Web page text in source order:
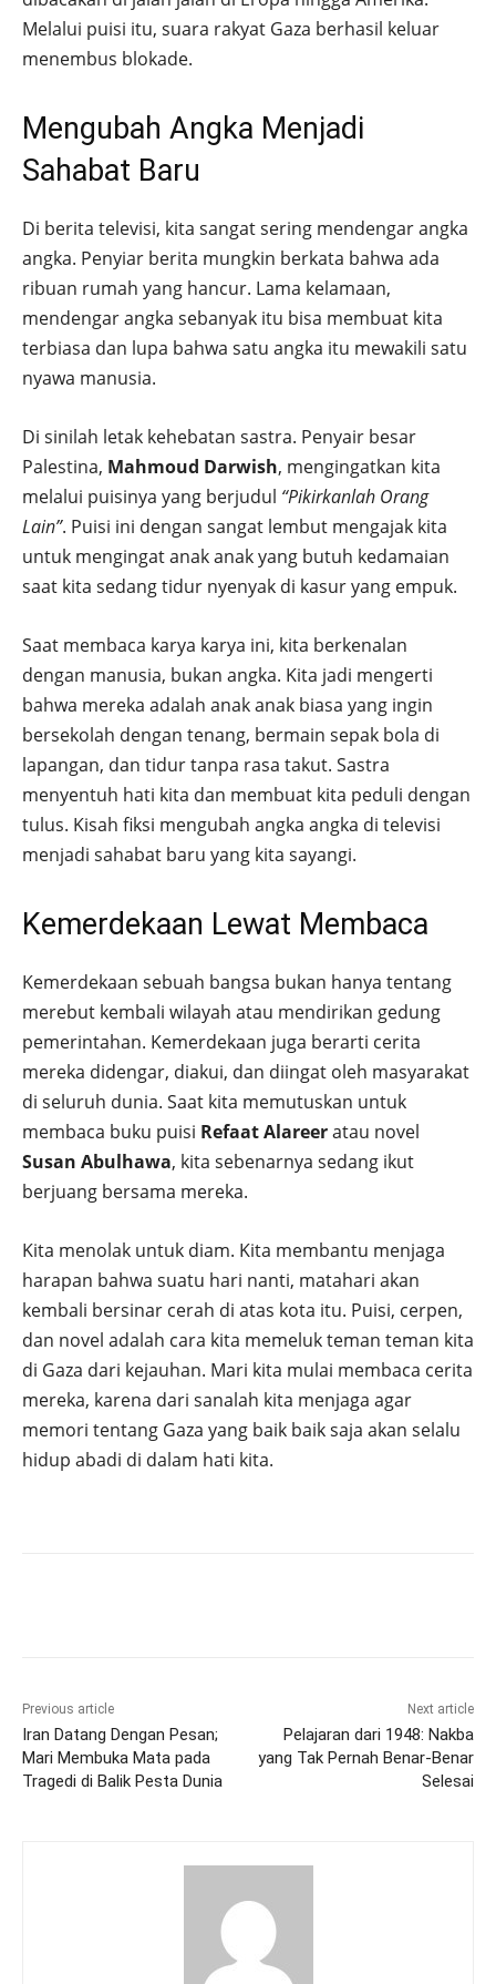
Melalui puisi itu, suara rakyat Gaza berhasil keluar
menembus blokade.
Mengubah Angka Menjadi
Sahabat Baru
Di berita televisi, kita sangat sering mendengar angka
angka. Penyiar berita mungkin berkata bahwa ada
ribuan rumah yang hancur. Lama kelamaan,
mendengar angka sebanyak itu bisa membuat kita
terbiasa dan lupa bahwa satu angka itu mewakili satu
nyawa manusia.
Di sinilah letak kehebatan sastra. Penyair besar
Palestina, Mahmoud Darwish, mengingatkan kita
melalui puisinya yang berjudul “Pikirkanlah Orang
Lain”. Puisi ini dengan sangat lembut mengajak kita
untuk mengingat anak anak yang butuh kedamaian
saat kita sedang tidur nyenyak di kasur yang empuk.
Saat membaca karya karya ini, kita berkenalan
dengan manusia, bukan angka. Kita jadi mengerti
bahwa mereka adalah anak anak biasa yang ingin
bersekolah dengan tenang, bermain sepak bola di
lapangan, dan tidur tanpa rasa takut. Sastra
menyentuh hati kita dan membuat kita peduli dengan
tulus. Kisah fiksi mengubah angka angka di televisi
menjadi sahabat baru yang kita sayangi.
Kemerdekaan Lewat Membaca
Kemerdekaan sebuah bangsa bukan hanya tentang
merebut kembali wilayah atau mendirikan gedung
pemerintahan. Kemerdekaan juga berarti cerita
mereka didengar, diakui, dan diingat oleh masyarakat
di seluruh dunia. Saat kita memutuskan untuk
membaca buku puisi Refaat Alareeratau novel
Susan Abulhawa, kita sebenarnya sedang ikut
berjuang bersama mereka.
Kita menolak untuk diam. Kita membantu menjaga
harapan bahwa suatu hari nanti, matahari akan
kembali bersinar cerah di atas kota itu. Puisi, cerpen,
dan novel adalah cara kita memeluk teman teman kita
di Gaza dari kejauhan. Mari kita mulai membaca cerita
mereka, karena dari sanalah kita menjaga agar
memori tentang Gaza yang baik baik saja akan selalu
hidup abadi di dalam hati kita.
Previous article
Iran Datang Dengan Pesan;
Mari Membuka Mata pada
Tragedi di Balik Pesta Dunia
Next article
Pelajaran dari 1948: Nakba
yang Tak Pernah Benar-Benar
Selesai